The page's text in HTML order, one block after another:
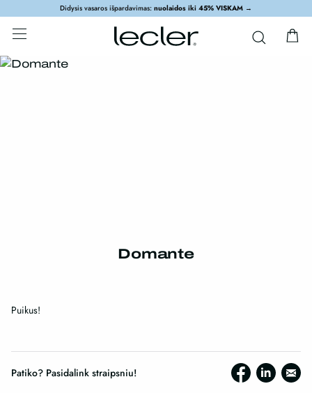
Didysis vasaros išpardavimas: nuolaidos iki 45% VISKAM →
Domante
Puikus!
Patiko? Pasidalink straipsniu!